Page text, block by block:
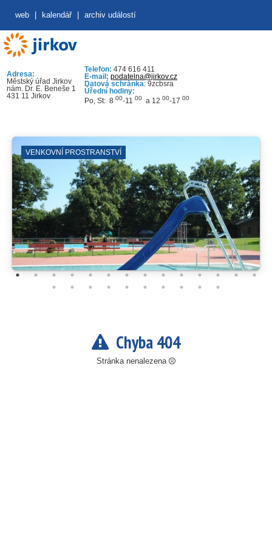
web kalendář archiv událostí
Adresa:
Městský úřad Jirkov
nám. Dr. E. Beneše 1
431 11 Jirkov
Telefon: 474 616 411
E-mail: podatelna@jirkov.cz
Datová schránka: 9zcbsra
Úřední hodiny:
Po, St: 8 00-11 00 a 12 00-17 00
VENKOVNÍ PROSTRANSTVÍ
Chyba 404
Stránka nenalezena